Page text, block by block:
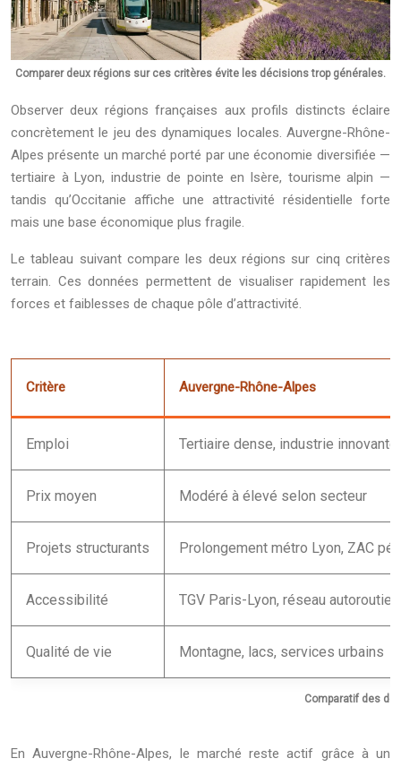
Comparer deux régions sur ces critères évite les décisions trop générales.
Observer deux régions françaises aux profils distincts éclaire
concrètement le jeu des dynamiques locales. Auvergne-Rhône-
Alpes présente un marché porté par une économie diversifiée —
tertiaire à Lyon, industrie de pointe en Isère, tourisme alpin —
tandis qu’Occitanie affiche une attractivité résidentielle forte
mais une base économique plus fragile.
Le tableau suivant compare les deux régions sur cinq critères
terrain. Ces données permettent de visualiser rapidement les
forces et faiblesses de chaque pôle d’attractivité.
Comparatif des
Critère Auvergne-Rhône-Alpes
Emploi Tertiaire dense, industrie innovante
Prix moyen Modéré à élevé selon secteur
Projets structurants Prolongement métro Lyon, ZAC
Accessibilité TGV Paris-Lyon, réseau
Qualité de vie Montagne, lacs, services urbains
En Auvergne-Rhône-Alpes, le marché reste actif grâce à un